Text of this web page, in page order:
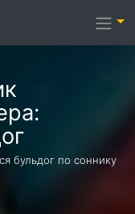
бульдог по соннику